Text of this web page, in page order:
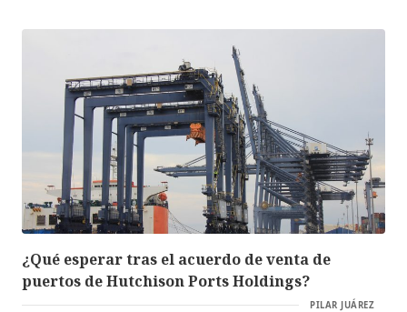
¿Qué esperar tras el acuerdo de venta de
puertos de Hutchison Ports Holdings?
PILAR JUÁREZ